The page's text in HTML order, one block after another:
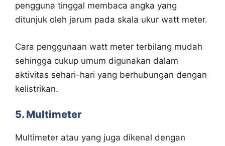
pengguna tinggal membaca angka yang
ditunjuk oleh jarum pada skala ukur watt meter.
Cara penggunaan watt meter terbilang mudah
sehingga cukup umum digunakan dalam
aktivitas sehari-hari yang berhubungan dengan
kelistrikan.
5. Multimeter
Multimeter atau yang juga dikenal dengan